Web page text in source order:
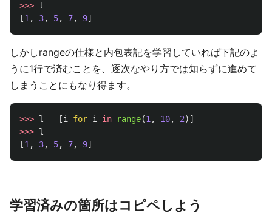
>>> l
[1 , 3, 5, 7, 9]
しかしrangeの仕様と内包表記を学習していれば下記のよ
うに1行で済むことを、逐次なやり方では知らずに進めて
しまうことにもなり得ます。
>>> l = [i for i in range(1 , 10, 2)]
>>> l
[1 , 3, 5, 7, 9]
学習済みの箇所はコピペしよう